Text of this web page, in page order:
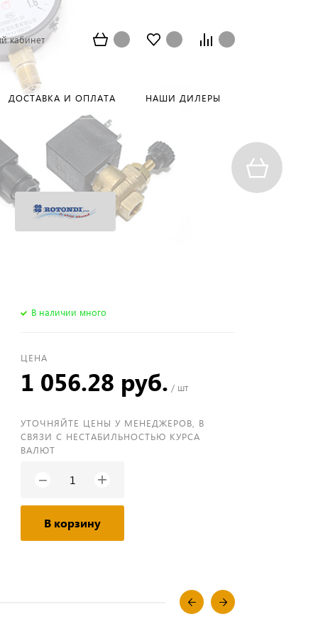
кабинет
ДОСТАВКА И ОПЛАТА НАШИ ДИЛЕРЫ
В наличии много
ЦЕНА
1 056.28 руб. / шт
УТОЧНЯЙТЕ ЦЕНЫ У МЕНЕДЖЕРОВ, В
СВЯЗИ С НЕСТАБИЛЬНОСТЬЮ КУРСА
ВАЛЮТ
− +
В корзину